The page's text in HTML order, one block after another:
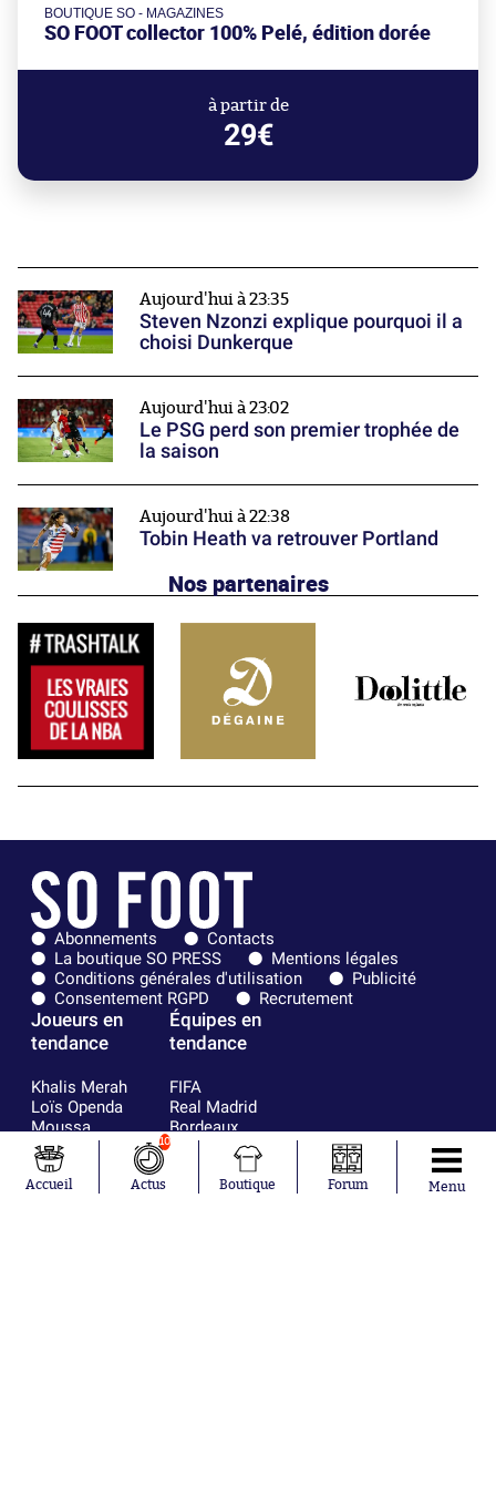
BOUTIQUE SO - MAGAZINES
SO FOOT collector 100% Pelé, édition dorée
à partir de
29€
Aujourd'hui à 23:35
Steven Nzonzi explique pourquoi il a
choisi Dunkerque
Aujourd'hui à 23:02
Le PSG perd son premier trophée de
la saison
Aujourd'hui à 22:38
Tobin Heath va retrouver Portland
Nos partenaires
Abonnements
Contacts
La boutique SO PRESS
Mentions légales
Conditions générales d'utilisation
Publicité
Consentement RGPD
Recrutement
Joueurs en
tendance
Khalis Merah
Loïs Openda
Moussa
Niakhaté
Nicolás
Tagliafico
Équipes en
tendance
FIFA
Real Madrid
Bordeaux
France
Paris Saint-
Accueil
10
Actus Boutique Forum Menu